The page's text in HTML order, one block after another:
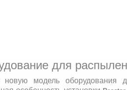
для
новую модель оборудования